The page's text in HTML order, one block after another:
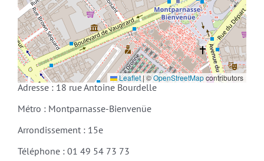
Leaflet |©OpenStreetMapcontributors
Adresse : 18 rue Antoine Bourdelle
Métro : Montparnasse-Bienvenüe
Arrondissement : 15e
Téléphone : 01 49 54 73 73